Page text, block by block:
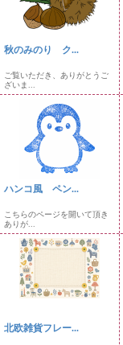
秋のみのり ク...
ご覧いただき、ありがとうご
ざいま...
ハンコ風 ペン...
こちらのページを開いて頂き
ありが...
北欧雑貨フレー...